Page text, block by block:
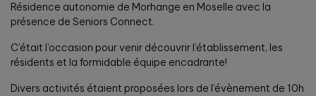
Résidence autonomie de Morhange en Moselle avec la
présence de Seniors Connect.
C’était l’occasion pour venir découvrir l’établissement, les
résidents et la formidable équipe encadrante!
Divers activités étaient proposées lors de l’évènement de 10h